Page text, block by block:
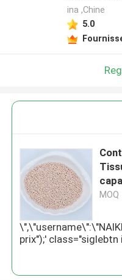
ina ,Chine
5.0
MOQ
prix");'